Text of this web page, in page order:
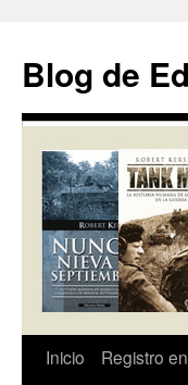
contenido
Blog de
Inicio
Registro